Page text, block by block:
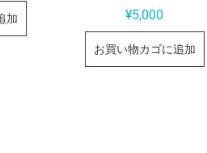
加 ¥5,000
お買い物カゴに追加